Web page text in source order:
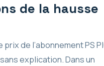
de la hausse
de l’abonnement PS
explication. Dans un